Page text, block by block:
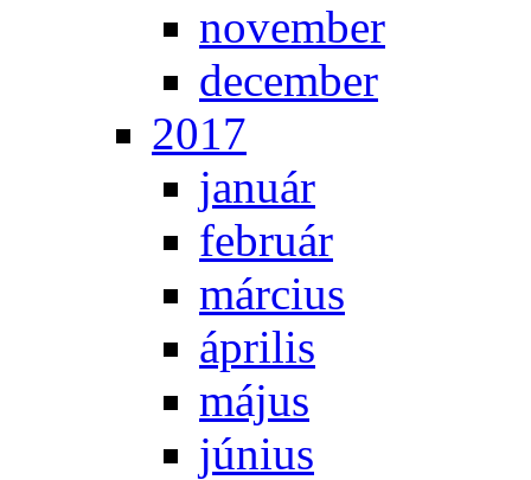
no­vem­ber
de­cem­ber
2017
ja­nu­ár
feb­ru­ár
már­ci­us
áp­ri­lis
má­jus
jú­ni­us